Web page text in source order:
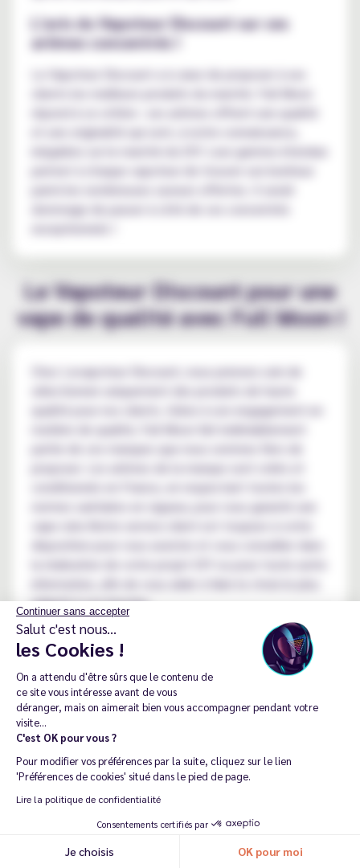
Continuer sans accepter
Salut c'est nous...
les Cookies !
On a attendu d'être sûrs que le contenu de
ce site vous intéresse avant de vous
déranger, mais on aimerait bien vous accompagner pendant votre
visite...
C'est OK pour vous ?
Pour modifier vos préférences par la suite, cliquez sur le lien
'Préférences de cookies' situé dans le pied de page.
Lire la politique de confidentialité
Consentements certifiés par
Je choisis OK pour moi
L'avis du Vapoteur Discount sur ces
arômes concentrés !
Le Vapoteur Discount a à cœur de proposer à ses
et une originalité qui sont, à notre connaissance,
inégalées sur le marché du DIY. Leur gamme étendue
permet à chaque vapoteur de trouver son bonheur
dommage de passer à côté de ces concentrés
Le Vapoteur Discount pour une
vape de qualité avec Full Moon !
Chez Levapoteur Discount, nous prenons soin de
sélectionner uniquement des produits de haute
qualité pour nos clients. Grâce à son engagement en
matière de qualité, Full Moon fait indéniablement
partie de ces marques que nous sommes fiers de
proposer. Les arômes de la marque sont créés et
normes sanitaires en vigueur, pour vous garantir une
vape sûre.Notre service client est toujours à votre
disposition pour vous assister et vous conseiller dans
adapté à vos besoins.
Avec des saveurs uniques, une qualité irréprochable
et une expérience DIY inégalée, Full Moon est une
alliée de choix pour tous les adeptes de la vape,
découvrez dès à présentnotre sélection d'arômes
concentrés Full Moonpas chers ! Que vous soyez un
vapoteur débutant ou expérimenté, laissez-vous
tenter par l'expérience Full Moon et découvrez votre
prochaine saveur préférée !
Recommander ma dernière commande